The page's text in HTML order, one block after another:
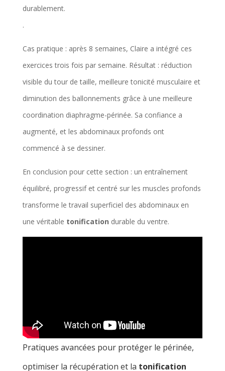
durablement.
.
Cas pratique : après 8 semaines, Claire a intégré ces
exercices trois fois par semaine. Résultat : réduction
visible du tour de taille, meilleure tonicité musculaire et
diminution des ballonnements grâce à une meilleure
coordination diaphragme-périnée. Sa confiance a
augmenté, et les abdominaux profonds ont
commencé à se dessiner.
En conclusion pour cette section : un entraînement
équilibré, progressif et centré sur les muscles profonds
transforme le travail superficiel des abdominaux en
une véritable tonification durable du ventre.
Pratiques avancées pour protéger le périnée,
optimiser la récupération et la tonification